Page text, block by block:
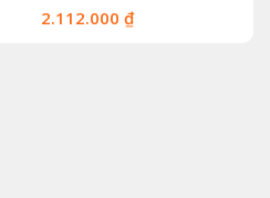
2.112.000 ₫